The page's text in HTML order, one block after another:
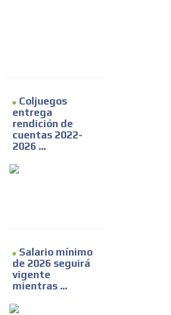
Coljuegos
entrega
rendición de
cuentas 2022-
2026 ...
Salario mínimo
de 2026 seguirá
vigente
mientras ...